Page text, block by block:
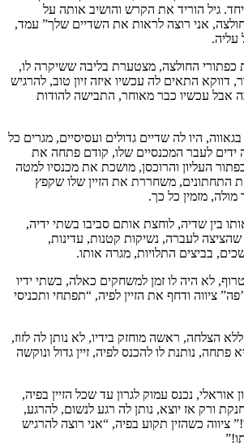
גיל הוריד את הקרש והושיב אותה על
אני רוצה לראות את השדיים שלך” עמד,
עליה.
כפתורי החולצה, מצטערת בליבה ששיקרה לו,
דווקא התאים לה עכשיו איזה זיון טוב, להרגיש
אבל עכשיו כבר מאוחר, התבישה להודות
היו לה שדיים גדולים ועסיסיים, מגרים כל
ידים לעבר המכנסיים שלו, קודם פתחה את
העליון והרוכסן, מושכת את מכנסיו למטה
התחתונים, משחררת את הזיין שלו שקפץ
מזמין כל כך.
בין שדיה, לוחצת אותם סביבו בשתי ידיה,
לעברה, נשיקות קטנות, עדינות,
בביצים התלויות, מגרה אותו.
לא היה לו זמן למשחקים כאלה, בשתי ידיו
ציווה ודחף את הזיין לפיה, “תפתחי ותכניסי
הצלחה, ראשה מוחזק בידיו, לא נותן לה לזוז,
פתחה, נותנת לו להכנס לפיה, זיין גדול ונוקשה
אוראלי, נכנס עמוק לגרון עד שכל הזיין בפיה,
ורק אז יוצא, נותן לה רגע לנשום, להרגע,
ציווה כשהזין תקוע בפיה, “אני רוצה להרגיש